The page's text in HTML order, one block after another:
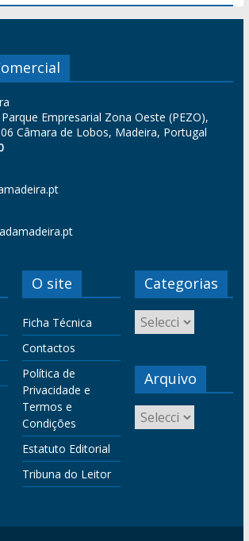
Empresarial Zona Oeste (PEZO),
Câmara de Lobos, Madeira, Portugal
O site
Ficha Técnica
Contactos
Política de
Privacidade e
Termos e
Condições
Estatuto Editorial
Tribuna do Leitor
Categorias
Arquivo